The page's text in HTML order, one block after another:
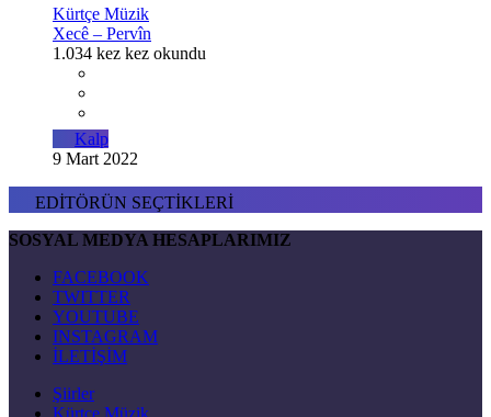
Kürtçe Müzik
Xecê – Pervîn
1.034 kez kez okundu
Kalp
9 Mart 2022
EDİTÖRÜN SEÇTİKLERİ
SOSYAL MEDYA HESAPLARIMIZ
FACEBOOK
TWITTER
YOUTUBE
INSTAGRAM
İLETİŞİM
Şiirler
Kürtçe Müzik